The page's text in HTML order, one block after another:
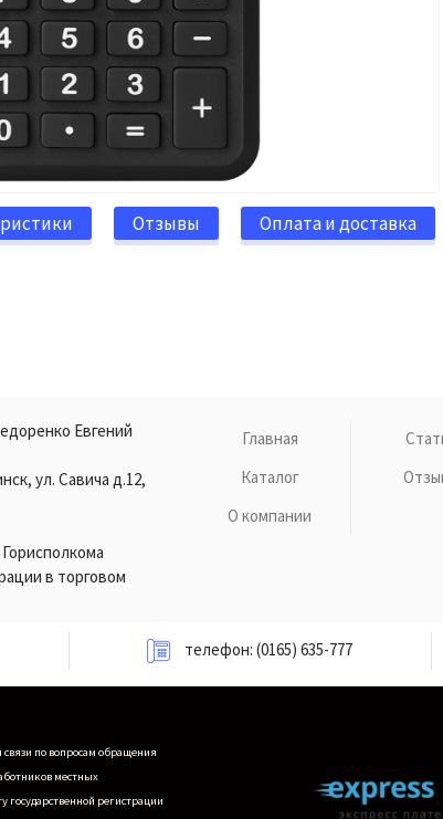
Отзывы Оплата и доставка
Евгений
ул. Савича д.12,
в торговом
Главная
Каталог
О компании
телефон:(0165) 635-777
по вопросам обращения
местных
государственной регистрации